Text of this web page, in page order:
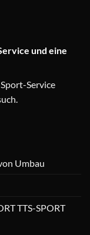
und eine
Service
Umbau
TTS-SPORT